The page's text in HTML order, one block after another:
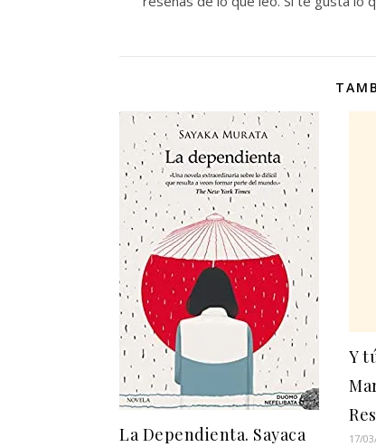
La Dependienta. Sayaca
Y
17/